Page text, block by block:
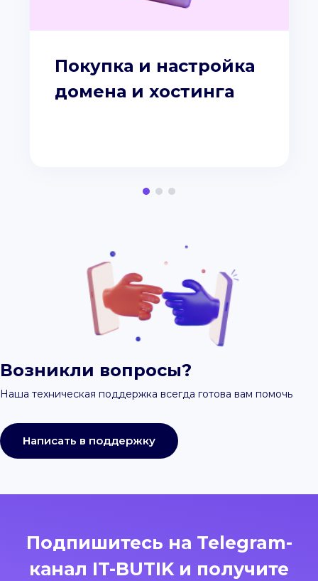
Покупка и настройка
домена и хостинга
Возникли вопросы?
Наша техническая поддержка всегда готова вам помочь
Написать в поддержку
Подпишитесь на Telegram-
канал IT-BUTIK и получите